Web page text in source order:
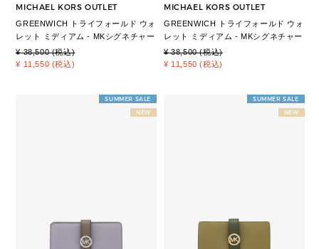
MICHAEL KORS OUTLET
GREENWICH トライフォールド ウォ
レット ミディアム - MKシグネチャー
¥ 38,500 (税込)
¥ 11,550 (税込)
MICHAEL KORS OUTLET
GREENWICH トライフォールド ウォ
レット ミディアム - MKシグネチャー
¥ 38,500 (税込)
¥ 11,550 (税込)
SUMMER SALE
NEW
SUMMER SALE
NEW